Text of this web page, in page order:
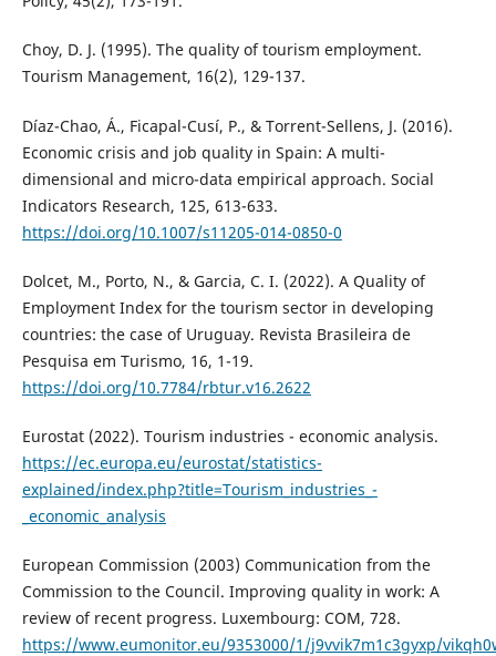
Choy, D. J. (1995). The quality of tourism employment.
Tourism Management, 16(2), 129-137.
Díaz-Chao, Á., Ficapal-Cusí, P., & Torrent-Sellens, J. (2016).
Economic crisis and job quality in Spain: A multi-
dimensional and micro-data empirical approach. Social
Indicators Research, 125, 613-633.
https://doi.org/10.1007/s11205-014-0850-0
Dolcet, M., Porto, N., & Garcia, C. I. (2022). A Quality of
Employment Index for the tourism sector in developing
countries: the case of Uruguay. Revista Brasileira de
Pesquisa em Turismo, 16, 1-19.
https://doi.org/10.7784/rbtur.v16.2622
Eurostat (2022). Tourism industries - economic analysis.
https://ec.europa.eu/eurostat/statistics-
explained/index.php?title=Tourism_industries_-
_economic_analysis
European Commission (2003) Communication from the
Commission to the Council. Improving quality in work: A
review of recent progress. Luxembourg: COM, 728.
https://www.eumonitor.eu/9353000/1/j9vvik7m1c3gyxp/